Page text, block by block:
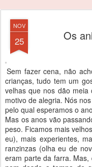
NOV
25 Os
Sem fazer cena, não
crianças, tudo tem um
velhas que nos dão meia
motivo de alegria. Nós
pelo qual esperamos o
Mas os anos vão
peso. Ficamos mais
eu), mais experientes,
ranzinzas (olha eu de
eram parte da farra.